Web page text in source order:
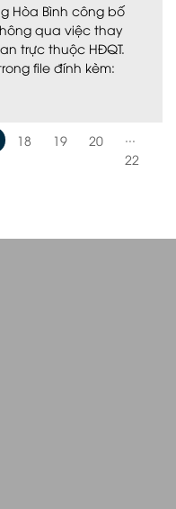
Hòa Bình công bố
qua việc thay
trực thuộc HĐQT.
file đính kèm:
18 19 20
22